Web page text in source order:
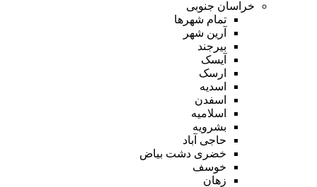
خراسان جنوبی
تمام شهر‌ها
آرین شهر
بیرجند
آیسک
ارسک
اسدیه
اسفدن
اسلامیه
بشرویه
حاجی آباد
خضری دشت بیاض
خوسف
زهان